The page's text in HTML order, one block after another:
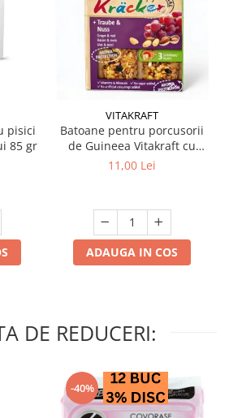
pisici
85 gr
VITAKRAFT
Batoane pentru porcusorii
de Guineea Vitakraft cu
struguri & nuci 2 buc
11,00 Lei
ADAUGA IN COS
DE REDUCERI:
-40%